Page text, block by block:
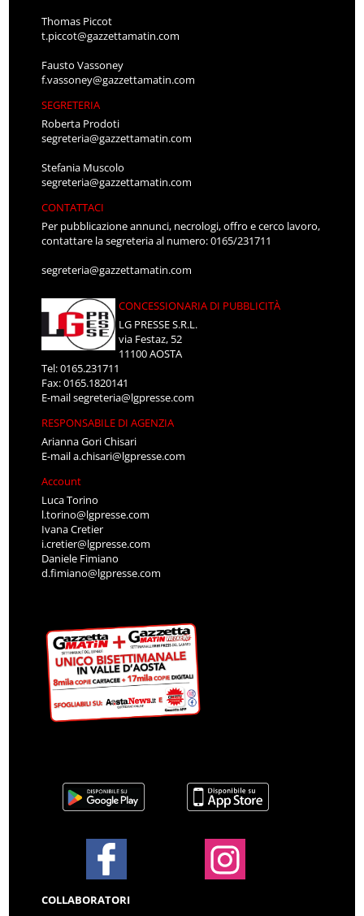
Thomas Piccot
t.piccot@gazzettamatin.com
Fausto Vassoney
f.vassoney@gazzettamatin.com
SEGRETERIA
Roberta Prodoti
segreteria@gazzettamatin.com
Stefania Muscolo
segreteria@gazzettamatin.com
CONTATTACI
Per pubblicazione annunci, necrologi, offro e cerco lavoro,
contattare la segreteria al numero: 0165/231711
segreteria@gazzettamatin.com
CONCESSIONARIA DI PUBBLICITÀ
LG PRESSE S.R.L.
via Festaz, 52
11100 AOSTA
Tel: 0165.231711
Fax: 0165.1820141
E-mailsegreteria@lgpresse.com
RESPONSABILE DI AGENZIA
Arianna Gori Chisari
E-maila.chisari@lgpresse.com
Account
Luca Torino
l.torino@lgpresse.com
Ivana Cretier
i.cretier@lgpresse.com
Daniele Fimiano
d.fimiano@lgpresse.com
COLLABORATORI